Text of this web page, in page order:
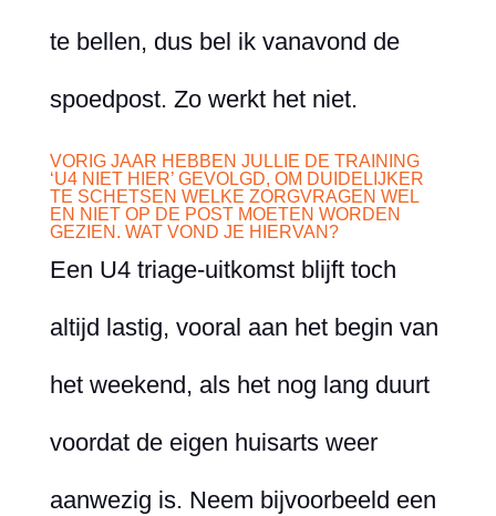
te bellen, dus bel ik vanavond de
spoedpost. Zo werkt het niet.
VORIG JAAR HEBBEN JULLIE DE TRAINING
‘U4 NIET HIER’ GEVOLGD, OM DUIDELIJKER
TE SCHETSEN WELKE ZORGVRAGEN WEL
EN NIET OP DE POST MOETEN WORDEN
GEZIEN. WAT VOND JE HIERVAN?
Een U4 triage-uitkomst blijft toch
altijd lastig, vooral aan het begin van
het weekend, als het nog lang duurt
voordat de eigen huisarts weer
aanwezig is. Neem bijvoorbeeld een